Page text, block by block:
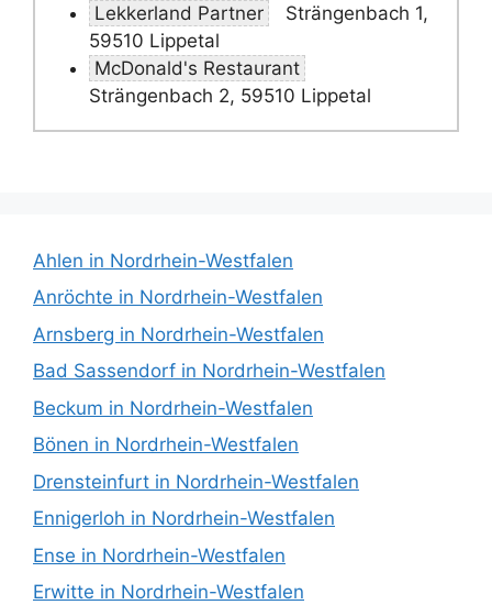
Lekkerland Partner
Strängenbach 1,
59510 Lippetal
McDonald's Restaurant
Strängenbach 2, 59510 Lippetal
Ahlen in Nordrhein-Westfalen
Anröchte in Nordrhein-Westfalen
Arnsberg in Nordrhein-Westfalen
Bad Sassendorf in Nordrhein-Westfalen
Beckum in Nordrhein-Westfalen
Bönen in Nordrhein-Westfalen
Drensteinfurt in Nordrhein-Westfalen
Ennigerloh in Nordrhein-Westfalen
Ense in Nordrhein-Westfalen
Erwitte in Nordrhein-Westfalen